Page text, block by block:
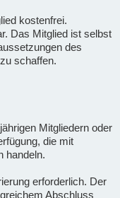
kostenfrei.
Das Mitglied ist selbst
des
schaffen.
Mitgliedern oder
die mit
handeln.
erforderlich. Der
Abschluss